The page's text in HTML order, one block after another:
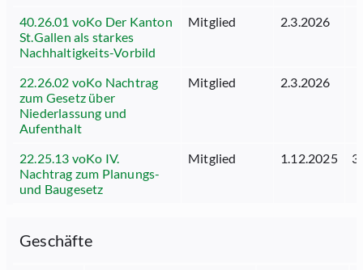
40.26.01 voKo Der Kanton
St.Gallen als starkes
Nachhaltigkeits-Vorbild
Mitglied 2.3.2026
22.26.02 voKo Nachtrag
zum Gesetz über
Niederlassung und
Aufenthalt
Mitglied 2.3.2026
22.25.13 voKo IV.
Nachtrag zum Planungs-
und Baugesetz
Mitglied 1.12.2025
Geschäfte